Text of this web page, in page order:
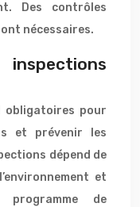
Des contrôles
nécessaires.
obligatoires pour
et prévenir les
dépend de
et
de